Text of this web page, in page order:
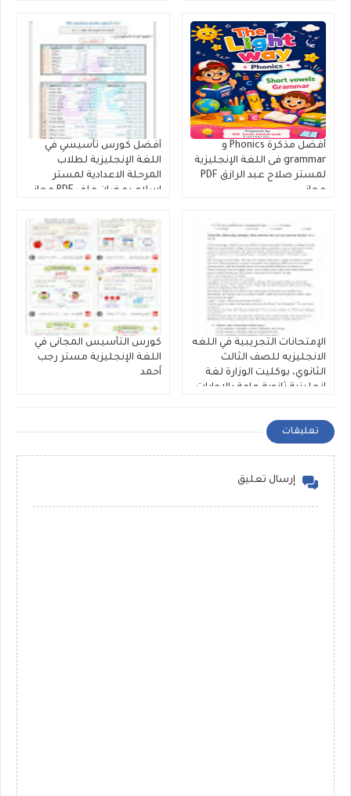
أفضل مذكرة Phonics و
grammar فى اللغة الإنجليزية
لمستر صلاح عبد الرازق PDF
مجانى
أفضل كورس تأسيسي في
اللغة الإنجليزية لطلاب
المرحلة الاعدادية لمستر
إسلام رمضان ملف PDF مجانى
الإمتحانات التجريبية في اللغه
الانجليزيه للصف الثالث
الثانوي، بوكليت الوزارة لغة
إنجليزية ثانوية عامة بالإجابات
كورس التأسيس المجانى في
اللغة الإنجليزية مستر رجب
أحمد
تعليقات
إرسال تعليق